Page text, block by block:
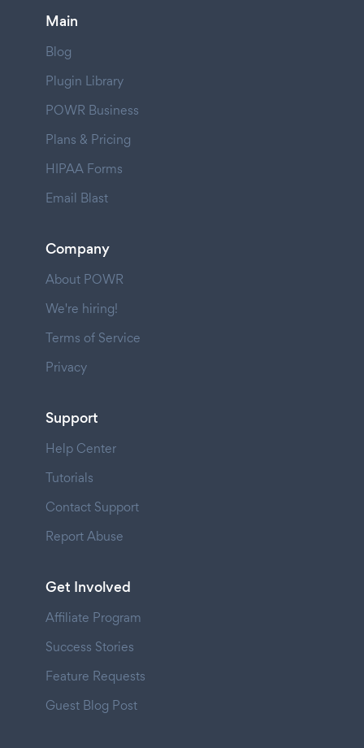
Main
Blog
Plugin Library
POWR Business
Plans & Pricing
HIPAA Forms
Email Blast
Company
About POWR
We're hiring!
Terms of Service
Privacy
Support
Help Center
Tutorials
Contact Support
Report Abuse
Get Involved
Affiliate Program
Success Stories
Feature Requests
Guest Blog Post